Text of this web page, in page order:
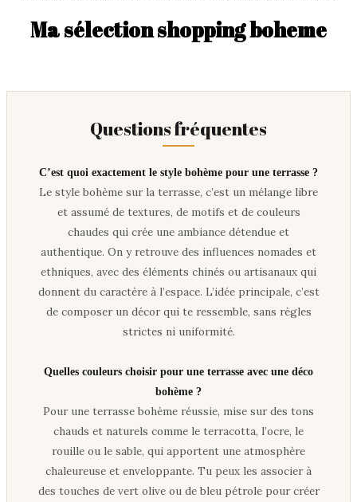
Ma sélection shopping boheme
Questions fréquentes
C’est quoi exactement le style bohème pour une terrasse ?
Le style bohème sur la terrasse, c’est un mélange libre
et assumé de textures, de motifs et de couleurs
chaudes qui crée une ambiance détendue et
authentique. On y retrouve des influences nomades et
ethniques, avec des éléments chinés ou artisanaux qui
donnent du caractère à l’espace. L’idée principale, c’est
de composer un décor qui te ressemble, sans règles
strictes ni uniformité.
Quelles couleurs choisir pour une terrasse avec une déco
bohème ?
Pour une terrasse bohème réussie, mise sur des tons
chauds et naturels comme le terracotta, l’ocre, le
rouille ou le sable, qui apportent une atmosphère
chaleureuse et enveloppante. Tu peux les associer à
des touches de vert olive ou de bleu pétrole pour créer